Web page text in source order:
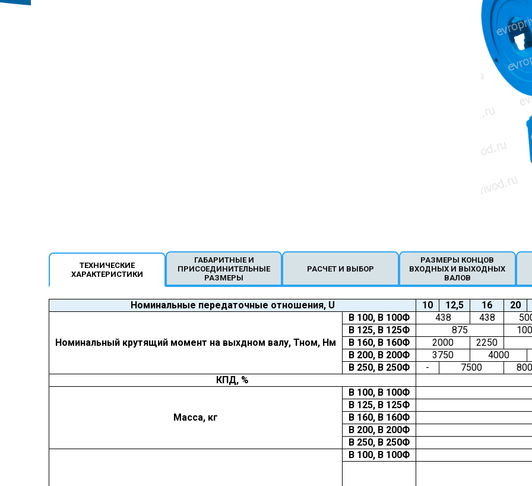
ТЕХНИЧЕСКИЕ
ХАРАКТЕРИСТИКИ
ГАБАРИТНЫЕ И
ПРИСОЕДИНИТЕЛЬНЫЕ
РАЗМЕРЫ
РАСЧЕТ И ВЫБОР
РАЗМЕРЫ КОНЦОВ
ВХОДНЫХ И ВЫХОДНЫХ
ВАЛОВ
Номинальные передаточные отношения, U 10 12,5 16 20
Номинальный крутящий момент на выхдном валу, Тном, Нм
В 100, В 100Ф 438 438
В 125, В 125Ф 875
В 160, В 160Ф 2000
2250
В 200, В 200Ф
3750
4000
В 250, В 250Ф
- 7500
КПД, %
Масса, кг
В 100, В 100Ф
В 125, В 125Ф
В 160, В 160Ф
В 200, В 200Ф
В 250, В 250Ф
В 100, В 100Ф